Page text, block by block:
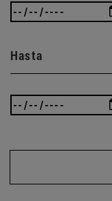
Hasta